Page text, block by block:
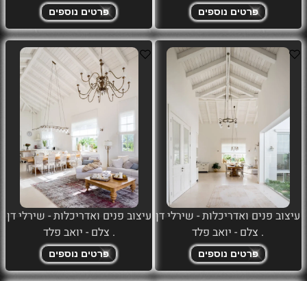
פרטים נוספים פרטים נוספים
עיצוב פנים ואדריכלות - שירלי דן
. צלם - יואב פלד
פרטים נוספים
עיצוב פנים ואדריכלות - שירלי דן
. צלם - יואב פלד
פרטים נוספים